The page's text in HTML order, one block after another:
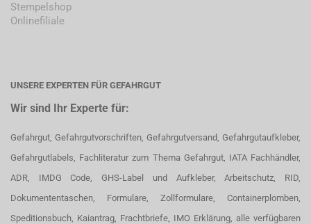
Stempelshop
Onlinefiliale
UNSERE EXPERTEN FÜR GEFAHRGUT
Wir sind Ihr Experte für:
Gefahrgut, Gefahrgutvorschriften, Gefahrgutversand, Gefahrgutaufkleber,
Gefahrgutlabels, Fachliteratur zum Thema Gefahrgut, IATA Fachhändler,
ADR, IMDG Code, GHS-Label und Aufkleber, Arbeitschutz, RID,
Dokumententaschen, Formulare, Zollformulare, Containerplomben,
Speditionsbuch, Kaiantrag, Frachtbriefe, IMO Erklärung, alle verfügbaren